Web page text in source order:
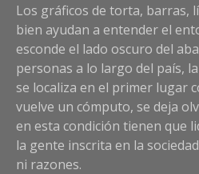
Los gráficos de torta, barras,
bien ayudan a entender el
esconde el lado oscuro del
personas a lo largo del país,
se localiza en el primer lugar
vuelve un cómputo, se deja
en esta condición tienen que
la gente inscrita en la
ni razones.